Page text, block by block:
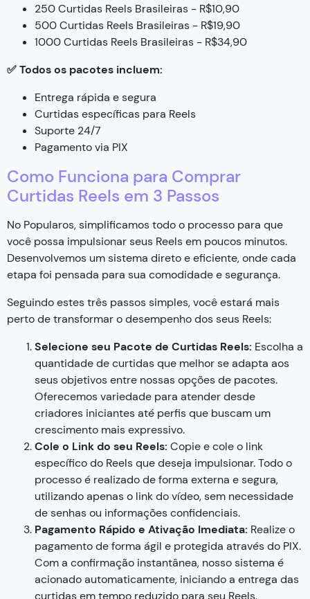
250 Curtidas Reels Brasileiras - R$10,90
500 Curtidas Reels Brasileiras - R$19,90
1000 Curtidas Reels Brasileiras - R$34,90
✅ Todos os pacotes incluem:
Entrega rápida e segura
Curtidas específicas para Reels
Suporte 24/7
Pagamento via PIX
Como Funciona para Comprar
Curtidas Reels em 3 Passos
No Popularos, simplificamos todo o processo para que
você possa impulsionar seus Reels em poucos minutos.
Desenvolvemos um sistema direto e eficiente, onde cada
etapa foi pensada para sua comodidade e segurança.
Seguindo estes três passos simples, você estará mais
perto de transformar o desempenho dos seus Reels:
Selecione seu Pacote de Curtidas Reels: Escolha a
quantidade de curtidas que melhor se adapta aos
seus objetivos entre nossas opções de pacotes.
Oferecemos variedade para atender desde
criadores iniciantes até perfis que buscam um
crescimento mais expressivo.
Cole o Link do seu Reels: Copie e cole o link
específico do Reels que deseja impulsionar. Todo o
processo é realizado de forma externa e segura,
utilizando apenas o link do vídeo, sem necessidade
de senhas ou informações confidenciais.
Pagamento Rápido e Ativação Imediata: Realize o
pagamento de forma ágil e protegida através do PIX.
Com a confirmação instantânea, nosso sistema é
acionado automaticamente, iniciando a entrega das
curtidas em tempo reduzido para seu Reels.